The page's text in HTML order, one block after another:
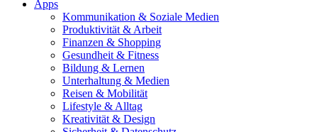
Apps
Kommunikation & Soziale Medien
Produktivität & Arbeit
Finanzen & Shopping
Gesundheit & Fitness
Bildung & Lernen
Unterhaltung & Medien
Reisen & Mobilität
Lifestyle & Alltag
Kreativität & Design